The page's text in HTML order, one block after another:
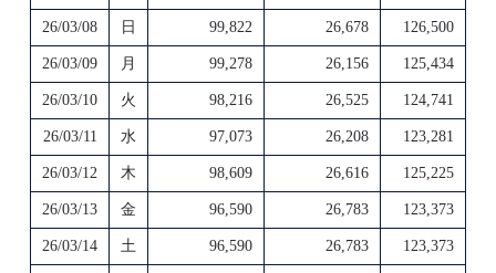
26/03/08 日 99,822 26,678 126,500
26/03/09 月 99,278 26,156 125,434
26/03/10 火 98,216 26,525 124,741
26/03/11 水 97,073 26,208 123,281
26/03/12 木 98,609 26,616 125,225
26/03/13 金 96,590 26,783 123,373
26/03/14 土 96,590 26,783 123,373